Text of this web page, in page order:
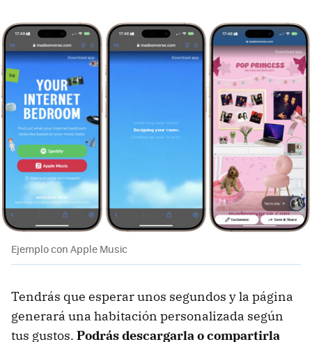
Ejemplo con Apple Music
Tendrás que esperar unos segundos y la página
generará una habitación personalizada según
tus gustos. Podrás descargarla o compartirla